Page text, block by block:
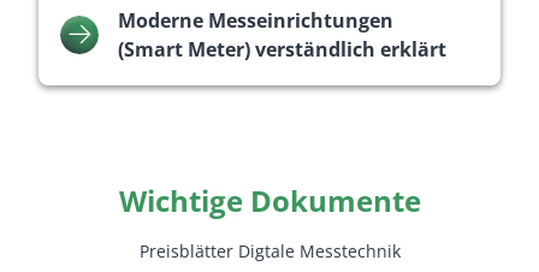
Moderne Messeinrichtungen
(Smart Meter) verständlich erklärt
Wichtige Dokumente
Preisblätter Digtale Messtechnik